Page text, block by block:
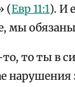
(Евр 11:1). И
обязаны
то ты в